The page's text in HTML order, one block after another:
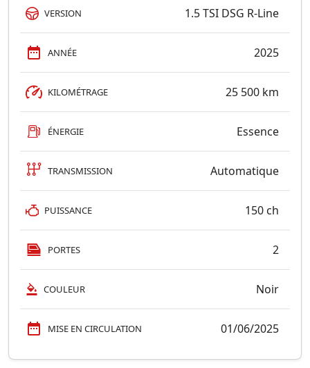
VERSION 1.5 TSI DSG R-Line
ANNÉE 2025
KILOMÉTRAGE 25 500 km
ÉNERGIE Essence
TRANSMISSION Automatique
PUISSANCE 150 ch
PORTES 2
COULEUR Noir
MISE EN CIRCULATION 01/06/2025